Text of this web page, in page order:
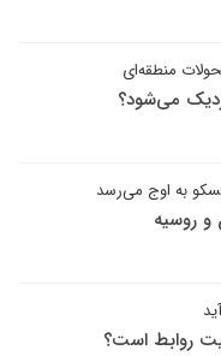
منطقه‌ای
می‌شود؟
به اوج می‌رسد
و روسیه
روابط است؟